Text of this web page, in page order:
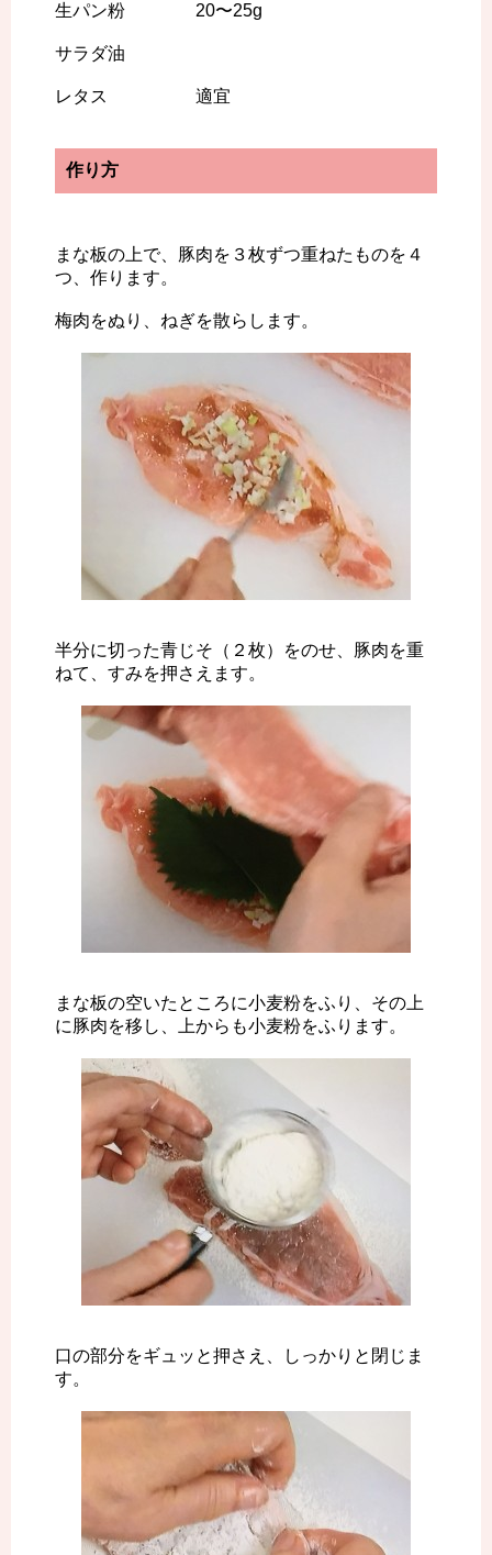
生パン粉 20〜25g
サラダ油
レタス 適宜
作り方
まな板の上で、豚肉を３枚ずつ重ねたものを４
つ、作ります。
梅肉をぬり、ねぎを散らします。
半分に切った青じそ（２枚）をのせ、豚肉を重
ねて、すみを押さえます。
まな板の空いたところに小麦粉をふり、その上
に豚肉を移し、上からも小麦粉をふります。
口の部分をギュッと押さえ、しっかりと閉じま
す。